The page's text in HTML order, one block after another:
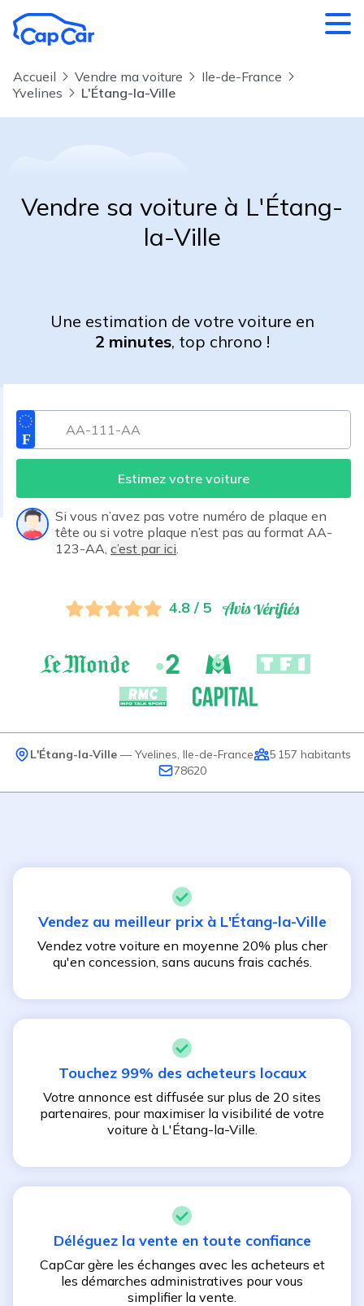
Accueil Vendre ma voiture
Ile-de-France
Yvelines
L'Étang-la-Ville
Vendre sa voiture à L'Étang-
la-Ville
Une estimation de votre voiture en
2 minutes, top chrono !
Estimez votre voiture
Si vous n’avez pas votre numéro de plaque en
tête ou si votre plaque n’est pas au format AA-
123-AA, c’est par ici
4.8 / 5
L'Étang-la-Ville— Yvelines Ile-de-France 5 157 habitants
78620
Vendez au meilleur prix à L'Étang-la-Ville
Vendez votre voiture en moyenne 20% plus cher
qu'en concession, sans aucuns frais cachés.
Touchez 99% des acheteurs locaux
Votre annonce est diffusée sur plus de 20 sites
partenaires, pour maximiser la visibilité de votre
voiture à L'Étang-la-Ville.
Déléguez la vente en toute confiance
CapCar gère les échanges avec les acheteurs et
les démarches administratives pour vous
simplifier la vente.